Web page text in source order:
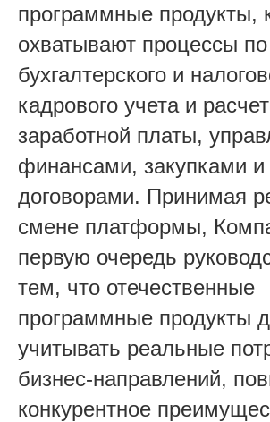
программные продукты,
охватывают процессы
бухгалтерского и
кадрового учета и
заработной платы,
финансами, закупками и
договорами. Принимая
смене платформы,
первую очередь
тем, что отечественные
программные продукты
учитывать реальные
бизнес-направлений,
конкурентное